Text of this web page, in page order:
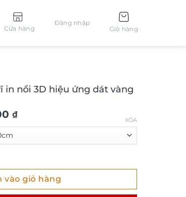
Cửa hàng
Đăng nhập
Giỏ hàng
in nổi 3D hiệu ứng dát vàng
₫
XÓA
3D hiệu ứng dát vàng sang trọng TM312 số
vào giỏ hàng